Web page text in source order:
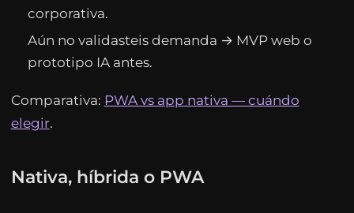
corporativa.
Aún no validasteis demanda → MVP web o
prototipo IA antes.
Comparativa: PWA vs app nativa — cuándo
elegir.
Nativa, híbrida o PWA